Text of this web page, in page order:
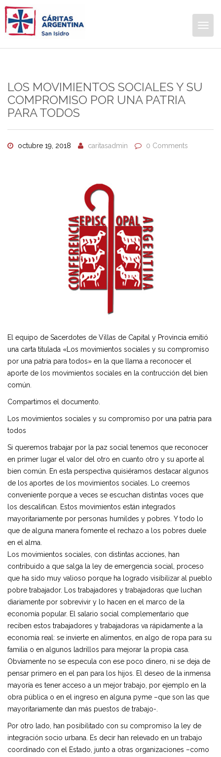
LOS MOVIMIENTOS SOCIALES Y SU
COMPROMISO POR UNA PATRIA
PARA TODOS
octubre 19, 2018 caritasadmin 0 Comments
El equipo de Sacerdotes de Villas de Capital y Provincia emitió
una carta titulada «Los movimientos sociales y su compromiso
por una patria para todos» en la que llama a reconocer el
aporte de los movimientos sociales en la contrucción del bien
común.
Compartimos el documento.
Los movimientos sociales y su compromiso por una patria para
todos
Si queremos trabajar por la paz social tenemos que reconocer
en primer lugar el valor del otro en cuanto otro y su aporte al
bien común. En esta perspectiva quisiéramos destacar algunos
de los aportes de los movimientos sociales. Lo creemos
conveniente porque a veces se escuchan distintas voces que
los descalifican. Estos movimientos están integrados
mayoritariamente por personas humildes y pobres. Y todo lo
que de alguna manera fomente el rechazo a los pobres duele
en el alma.
Los movimientos sociales, con distintas acciones, han
contribuido a que salga la ley de emergencia social, proceso
que ha sido muy valioso porque ha logrado visibilizar al pueblo
pobre trabajador. Los trabajadores y trabajadoras que luchan
diariamente por sobrevivir y lo hacen en el marco de la
economía popular. El salario social complementario que
reciben estos trabajadores y trabajadoras va rápidamente a la
economía real: se invierte en alimentos, en algo de ropa para su
familia o en algunos ladrillos para mejorar la propia casa.
Obviamente no se especula con ese poco dinero, ni se deja de
pensar primero en el pan para los hijos. El deseo de la inmensa
mayoría es tener acceso a un mejor trabajo, por ejemplo en la
obra pública o en el ingreso en alguna pyme –que son las que
mayoritariamente dan más puestos de trabajo-.
Por otro lado, han posibilitado con su compromiso la ley de
integración socio urbana. Es decir han relevado en un trabajo
coordinado con el Estado, junto a otras organizaciones –como